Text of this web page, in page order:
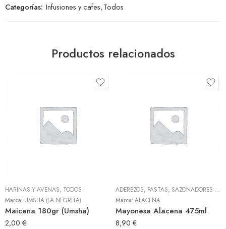
Categorías: Infusiones y cafes,Todos
Productos relacionados
HARINAS Y AVENAS, TODOS
Marca: UMSHA (LA NEGRITA)
Maicena 180gr (Umsha)
2,00 €
ADEREZOS, PASTAS, SAZONADORES Y CONDIMENTOS
Marca: ALACENA
Mayonesa Alacena 475ml
8,90 €